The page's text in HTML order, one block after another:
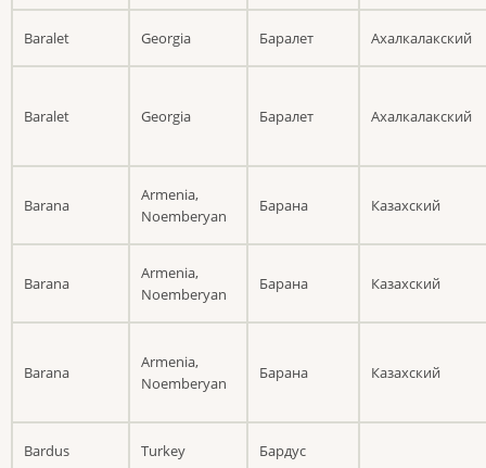
Baralet Georgia Баралет Ахалкалакский
Baralet Georgia Баралет Ахалкалакский
Barana
Armenia,
Noemberyan
Барана Казахский
Barana
Armenia,
Noemberyan
Барана Казахский
Barana
Armenia,
Noemberyan
Барана Казахский
Bardus Turkey Бардус